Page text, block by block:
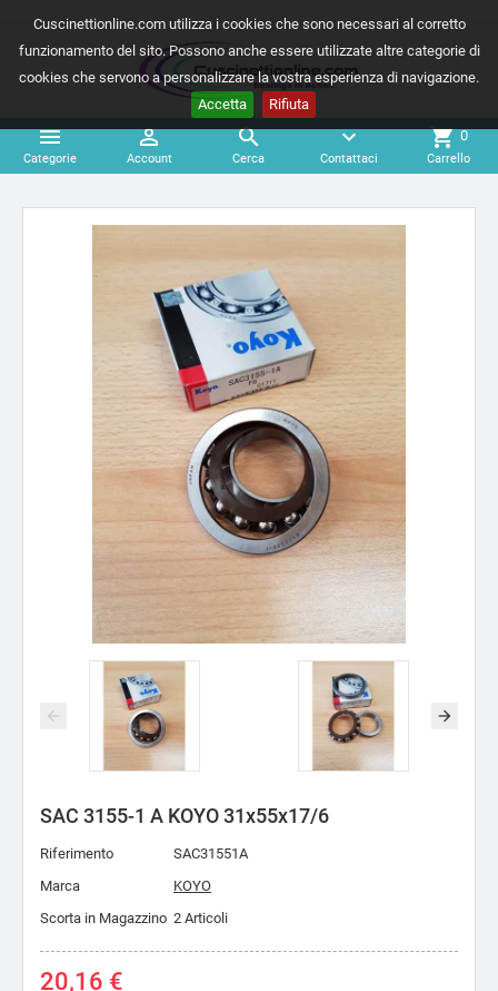
Cuscinettionline.com utilizza i cookies che sono necessari al corretto
funzionamento del sito. Possono anche essere utilizzate altre categorie di
cookies che servono a personalizzare la vostra esperienza di navigazione.
Accetta
Rifiuta

Categorie

Account

Cerca
expand_more
Contattaci
shopping_cart 0
Carrello
SAC 3155-1 A KOYO 31x55x17/6
Riferimento
SAC31551A
Marca
KOYO
Scorta in Magazzino 2 Articoli
20,16 €